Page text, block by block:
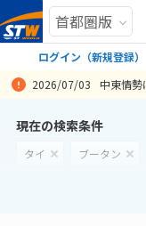
ログイン（新規登録）
2026/07/03 中東情
現在の検索条件
タイ ブータン